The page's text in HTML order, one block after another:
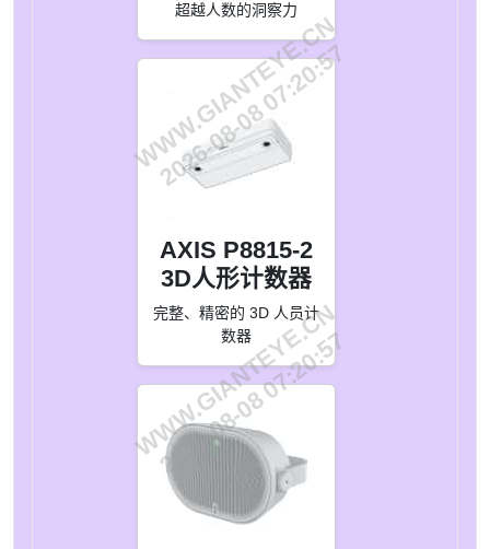
超越人数的洞察力
AXIS P8815-2
3D人形计数器
完整、精密的 3D 人员计
数器
WWW.GIANTEYE.CN
2026-08-08 07:20:57
WWW.GIANTEYE.CN
2026-08-08 07:20:57